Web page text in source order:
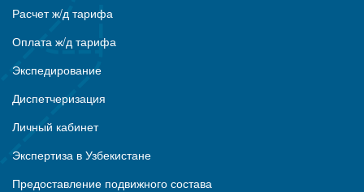
Расчет ж/д тарифа
Оплата ж/д тарифа
Экспедирование
Диспетчеризация
Личный кабинет
Экспертиза в Узбекистане
Предоставление подвижного состава